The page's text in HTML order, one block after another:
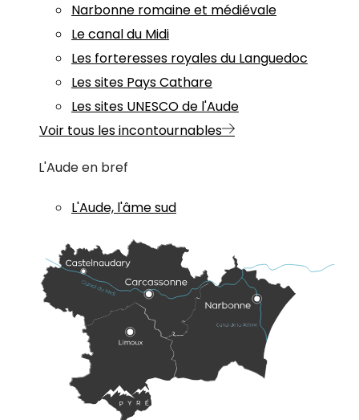
Narbonne romaine et médiévale
Le canal du Midi
Les forteresses royales du Languedoc
Les sites Pays Cathare
Les sites UNESCO de l'Aude
Voir tous les incontournables
L'Aude en bref
L'Aude, l'âme sud